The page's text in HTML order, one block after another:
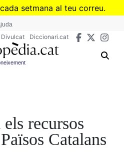
Véssetmana al teu correu.
butlletí de Divulcat
Divulcat Diccionari.cat
recursos
Catalans